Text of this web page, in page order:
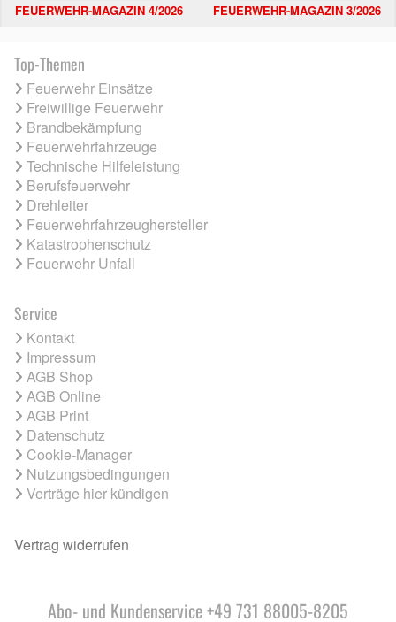
FEUERWEHR-MAGAZIN 4/2026 FEUERWEHR-MAGAZIN 3/2026
Top-Themen
Feuerwehr Einsätze
Freiwillige Feuerwehr
Brandbekämpfung
Feuerwehrfahrzeuge
Technische Hilfeleistung
Berufsfeuerwehr
Drehleiter
Feuerwehrfahrzeughersteller
Katastrophenschutz
Feuerwehr Unfall
Service
Kontakt
Impressum
AGB Shop
AGB Online
AGB Print
Datenschutz
Cookie-Manager
Nutzungsbedingungen
Verträge hier kündigen
Vertrag widerrufen
Abo- und Kundenservice +49 731 88005-8205